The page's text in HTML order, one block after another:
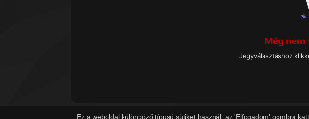
Ez a weboldal különböző típusú sütiket használ, az 'Elfogadom' gombra
Még
Jegyválasztáshoz